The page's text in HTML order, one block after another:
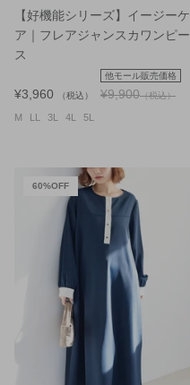
【好機能シリーズ】イージーケ
ア｜フレアジャンスカワンピー
ス
¥3,960 （税込）
他モール販売価格
¥9,900（税込）
M LL 3L 4L 5L
60%OFF